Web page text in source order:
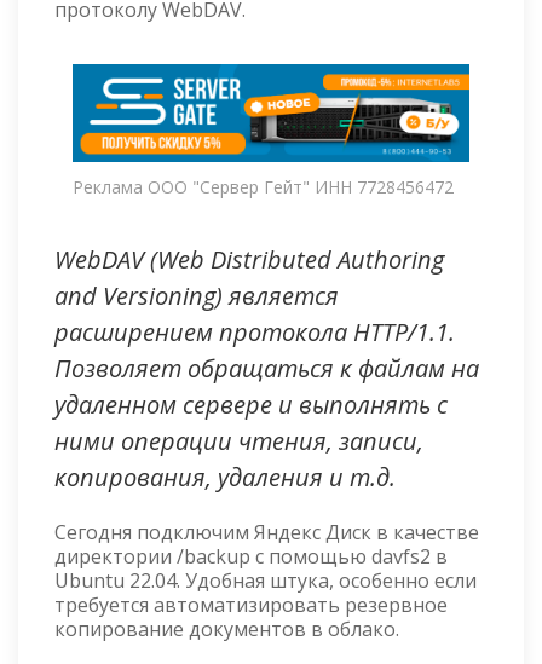
протоколу WebDAV.
Реклама ООО "Сервер Гейт" ИНН 7728456472
WebDAV (Web Distributed Authoring
and Versioning) является
расширением протокола HTTP/1.1.
Позволяет обращаться к файлам на
удаленном сервере и выполнять с
ними операции чтения, записи,
копирования, удаления и т.д.
Сегодня подключим Яндекс Диск в качестве
директории /backup с помощью davfs2 в
Ubuntu 22.04. Удобная штука, особенно если
требуется автоматизировать резервное
копирование документов в облако.